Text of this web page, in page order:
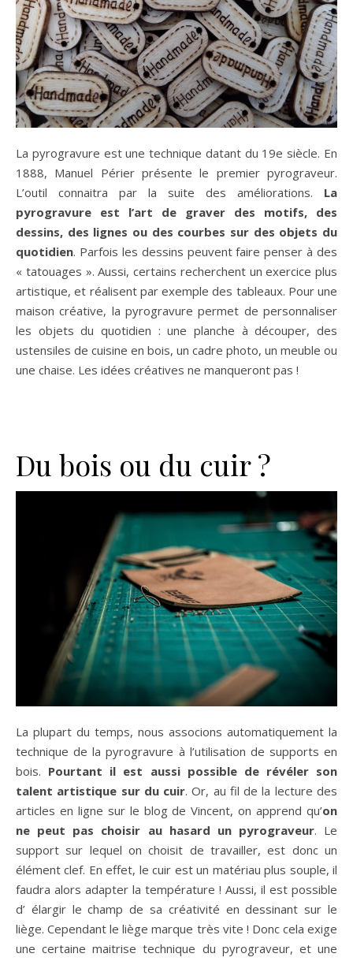
La pyrogravure est une technique datant du 19e siècle. En
1888, Manuel Périer présente le premier pyrograveur.
L’outil connaitra par la suite des améliorations. La
pyrogravure est l’art de graver des motifs, des
dessins, des lignes ou des courbes sur des objets du
quotidien. Parfois les dessins peuvent faire penser à des
« tatouages ». Aussi, certains recherchent un exercice plus
artistique, et réalisent par exemple des tableaux. Pour une
maison créative, la pyrogravure permet de personnaliser
les objets du quotidien : une planche à découper, des
ustensiles de cuisine en bois, un cadre photo, un meuble ou
une chaise. Les idées créatives ne manqueront pas !
Du bois ou du cuir ?
La plupart du temps, nous associons automatiquement la
technique de la pyrogravure à l’utilisation de supports en
bois. Pourtant il est aussi possible de révéler son
talent artistique sur du cuir. Or, au fil de la lecture des
articles en ligne sur le blog de Vincent, on apprend qu’on
ne peut pas choisir au hasard un pyrograveur. Le
support sur lequel on choisit de travailler, est donc un
élément clef. En effet, le cuir est un matériau plus souple, il
faudra alors adapter la température ! Aussi, il est possible
d’ élargir le champ de sa créativité en dessinant sur le
liège. Cependant le liège marque très vite ! Donc cela exige
une certaine maitrise technique du pyrograveur, et une